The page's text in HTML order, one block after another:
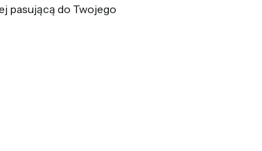
pasującą do Twojego